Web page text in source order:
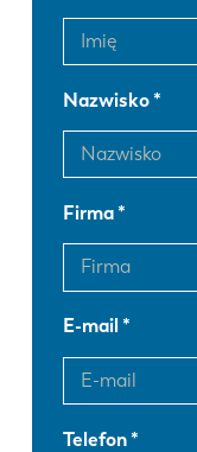
Nazwisko
Firma
E-mail
Telefon